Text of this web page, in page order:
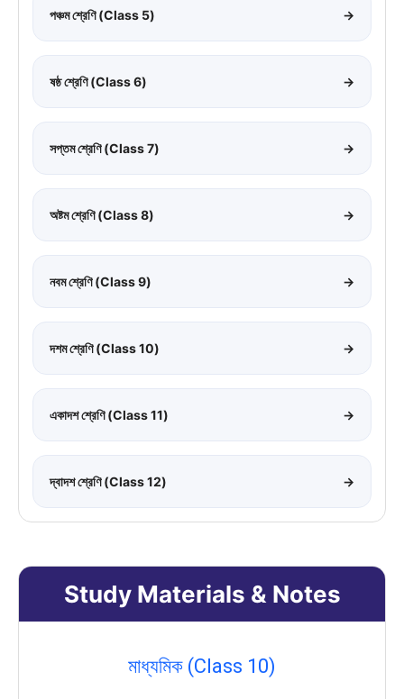
পঞ্চম শ্রেণি (Class 5) →
ষষ্ঠ শ্রেণি (Class 6) →
সপ্তম শ্রেণি (Class 7) →
অষ্টম শ্রেণি (Class 8) →
নবম শ্রেণি (Class 9) →
দশম শ্রেণি (Class 10) →
একাদশ শ্রেণি (Class 11) →
দ্বাদশ শ্রেণি (Class 12) →
Study Materials & Notes
মাধ্যমিক (Class 10)